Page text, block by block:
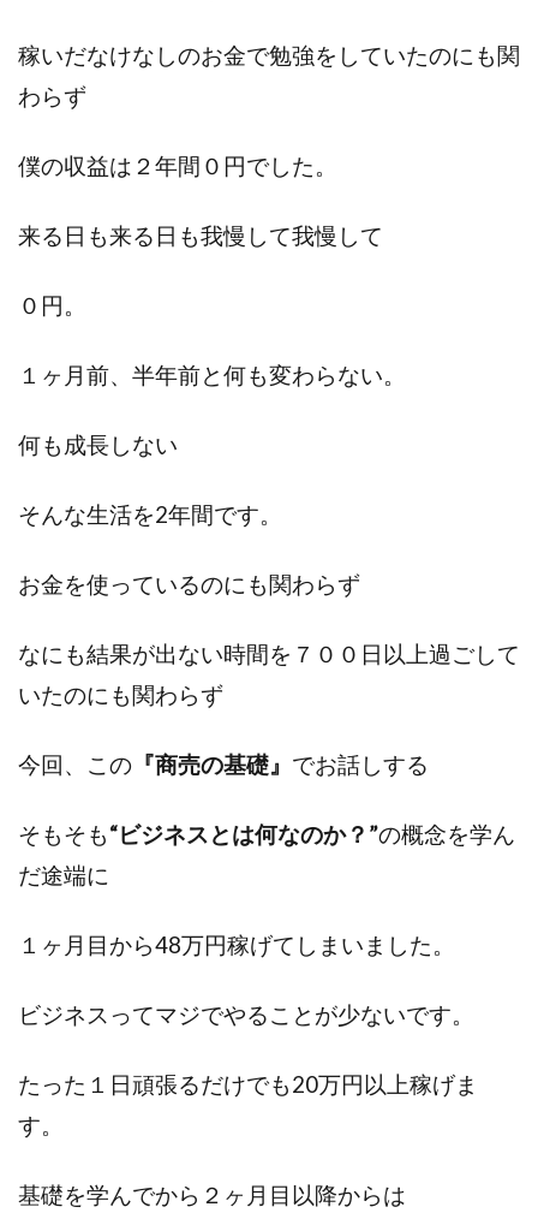
稼いだなけなしのお金で勉強をしていたのにも関
わらず
僕の収益は２年間０円でした。
来る日も来る日も我慢して我慢して
０円。
１ヶ月前、半年前と何も変わらない。
何も成長しない
そんな生活を2年間です。
お金を使っているのにも関わらず
なにも結果が出ない時間を７００日以上過ごして
いたのにも関わらず
今回、この 『商売の基礎』 でお話しする
そもそも“ビジネスとは何なのか？”の概念を学ん
だ途端に
１ヶ月目から48万円稼げてしまいました。
ビジネスってマジでやることが少ないです。
たった１日頑張るだけでも20万円以上稼げま
す。
基礎を学んでから２ヶ月目以降からは